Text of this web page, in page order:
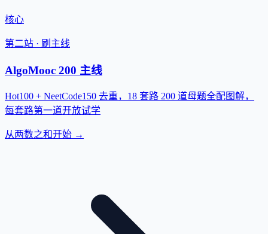
核心
第二站 · 刷主线
AlgoMooc 200 主线
Hot100 + NeetCode150 去重，18 套路 200 道母题全配图解，
每套路第一道开放试学
从两数之和开始 →